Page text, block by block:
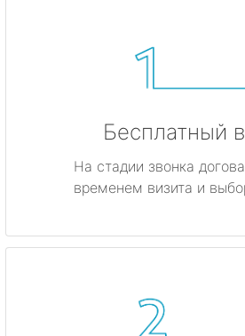
Бесплатный
На стадии звонка
временем визита и